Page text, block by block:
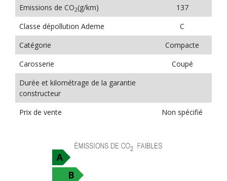
Emissions de CO2(g/km)
137
Classe dépollution Ademe
C
Catégorie
Compacte
Carosserie
Coupé
Durée et kilométrage de la garantie
constructeur
Prix de vente
Non spécifié